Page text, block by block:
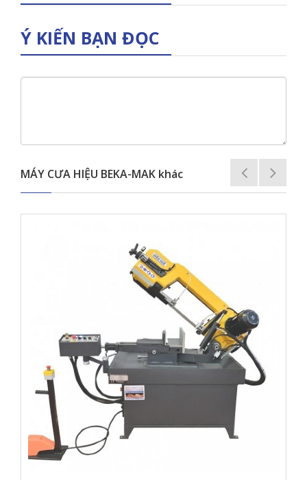
Ý KIẾN BẠN ĐỌC
MÁY CƯA HIỆU BEKA-MAK khác